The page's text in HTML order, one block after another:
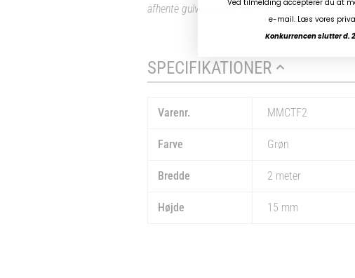
afhente gulvprodukter på vores lager &
SPECIFIKATIONER
Varenr. MMCTF2
Farve Grøn
Bredde 2 meter
Højde 15 mm
Ved tilmelding accepterer du at
e-mail. Læs vores
Konkurrencen slutter d.